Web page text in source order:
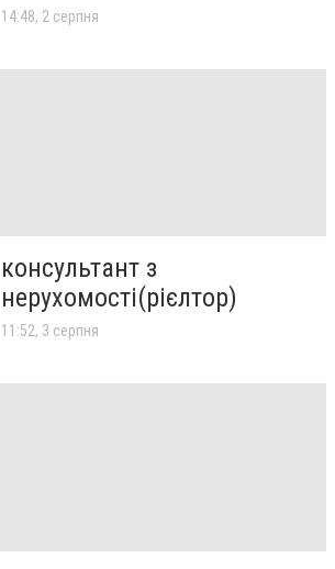
14:48, 2 серпня
консультант з
нерухомості(рієлтор)
11:52, 3 серпня